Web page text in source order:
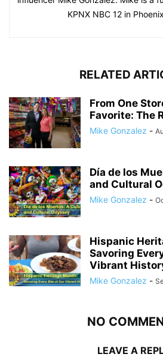
KPNX NBC 12 in
RELATED
From One
Favorite: The
Mike Gonzalez -
Día de los
and Cultural
Mike Gonzalez -
Hispanic
Savoring
Vibrant
Mike Gonzalez -
NO
LEAVE A